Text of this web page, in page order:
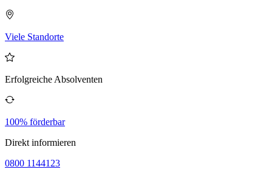
Viele Standorte
Erfolgreiche Absolventen
100% förderbar
Direkt informieren
0800 1144123